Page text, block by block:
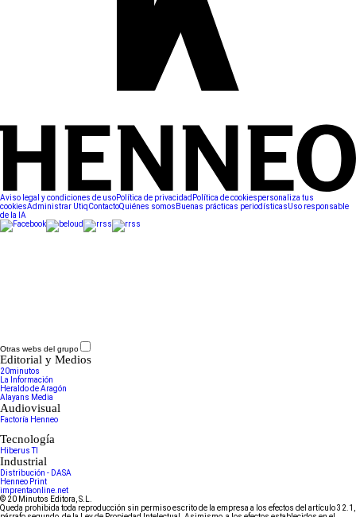
Aviso legal y condiciones de usoPolítica de privacidad Política de cookiespersonaliza tus
cookiesAdministrar UtiqContactoQuiénes somos Buenas prácticas periodísticasUso responsable
de la IA
Otras webs del grupo
Editorial y Medios
20minutos
La Información
Heraldo de Aragón
Alayans Media
Audiovisual
Factoría Henneo
Tecnología
Hiberus TI
Industrial
Distribución - DASA
Henneo Print
imprentaonline.net
© 20 Minutos Editora, S.L.
Queda prohibida toda reproducción sin permiso escrito de la empresa a los efectos del artículo 32.1,